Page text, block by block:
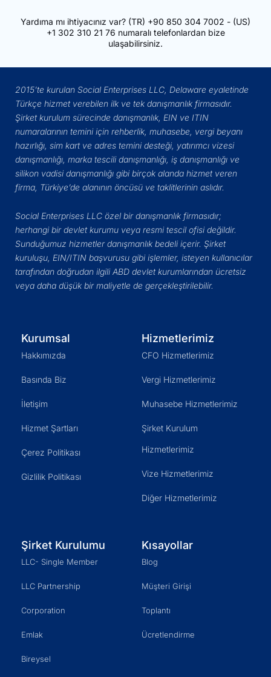
Yardıma mı ihtiyacınız var? (TR) +90 850 304 7002 - (US)
+1 302 310 21 76 numaralı telefonlardan bize
ulaşabilirsiniz.
2015’te kurulan Social Enterprises LLC, Delaware eyaletinde
Türkçe hizmet verebilen ilk ve tek danışmanlık firmasıdır.
Şirket kurulum sürecinde danışmanlık, EIN ve ITIN
numaralarının temini için rehberlik, muhasebe, vergi beyanı
hazırlığı, sim kart ve adres temini desteği, yatırımcı vizesi
danışmanlığı, marka tescili danışmanlığı, iş danışmanlığı ve
silikon vadisi danışmanlığı gibi birçok alanda hizmet veren
firma, Türkiye’de alanının öncüsü ve taklitlerinin aslıdır.
Social Enterprises LLC özel bir danışmanlık firmasıdır;
herhangi bir devlet kurumu veya resmi tescil ofisi değildir.
Sunduğumuz hizmetler danışmanlık bedeli içerir. Şirket
kuruluşu, EIN/ITIN başvurusu gibi işlemler, isteyen kullanıcılar
tarafından doğrudan ilgili ABD devlet kurumlarından ücretsiz
veya daha düşük bir maliyetle de gerçekleştirilebilir.
Kurumsal
Hakkımızda
Basında Biz
İletişim
Hizmet Şartları
Çerez Politikası
Gizlilik Politikası
Hizmetlerimiz
CFO Hizmetlerimiz
Vergi Hizmetlerimiz
Muhasebe Hizmetlerimiz
Şirket Kurulum
Hizmetlerimiz
Vize Hizmetlerimiz
Diğer Hizmetlerimiz
Şirket Kurulumu
LLC- Single Member
LLC Partnership
Corporation
Emlak
Bireysel
Kısayollar
Blog
Müşteri Girişi
Toplantı
Ücretlendirme